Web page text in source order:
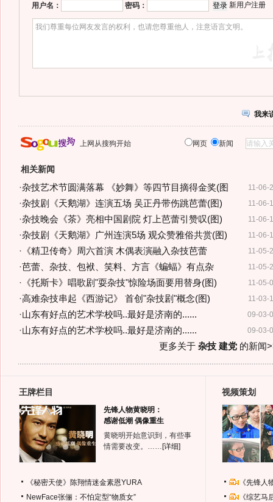
用户名： 密码： 新用户注册
我来
上网从搜狗开始 网页 新闻
相关新闻
11-06-
·杂技艺术节圆满落幕 《妙舞》等四节目摘得金奖(图
11-06-
·杂技剧《天鹅湖》连演五场 吴正丹带伤跳芭蕾(图)
11-06-
·杂技晚会《茶》亮相中国剧院 灯上芭蕾引赞叹(图)
11-06-
·杂技剧《天鹅湖》广州连演5场 观众赞雅俗共赏(图)
11-05-
· 《精卫传奇》周六首演 木偶表演融入杂技芭蕾
11-05-
·芭蕾、杂技、包袱、笑料、方言《蝙蝠》有点杂
11-05-
· 《托斯卡》唱歌剧"耍杂技"惊险场面要用替身(图)
11-03-
·高难杂技串起《西游记》 首创"杂技剧"概念(图)
09-03-
·山东有好点的艺术学校吗..最好是济南的......
09-03-
·山东有好点的艺术学校吗..最好是济南的......
更多关于 杂技 建党的新闻
王牌栏目
先锋人物黄晓明：
感谢低潮 偶像重生
黄晓明开始意识到，有些事
情需要改变。…… [详细]
《秘密天使》陈翔情迷金素恩YURA
NewFace张俪：不怕定型“物质女”
视频策划
《先锋
《综艺